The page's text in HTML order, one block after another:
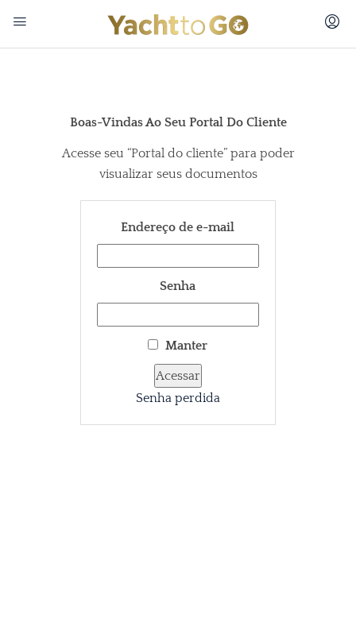
Boas-Vindas Ao Seu Portal Do Cliente
Acesse seu “Portal do cliente” para poder
visualizar seus documentos
Endereço de e-mail
Senha
Manter
Alternative:
Alternative:
Senha perdida